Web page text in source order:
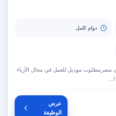
دوام كامل
مصرمطلوب موديل للعمل في مجال الأزياء
عرض
الوظيفة